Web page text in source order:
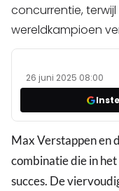
concurrentie,
wereldkampioen
26 juni 2025 08:00
Max Verstappen en
combinatie die in
succes. De